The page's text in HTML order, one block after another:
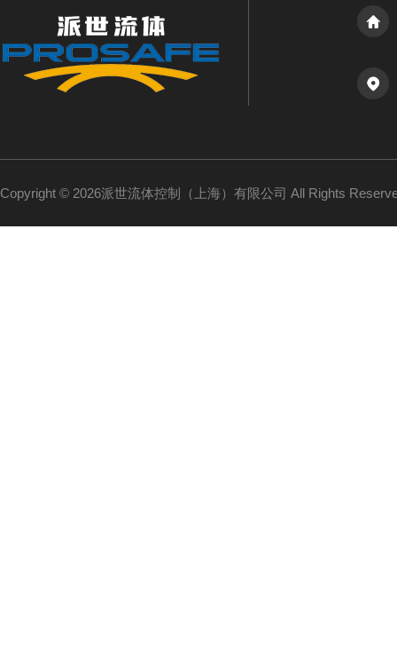
Copyright © 2026派世流体控制（上海）有限公司 All Rights